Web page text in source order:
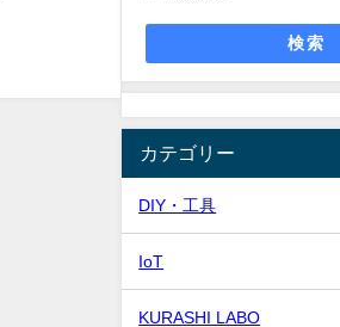
検索
カテゴリー
DIY・工具
IoT
KURASHI LABO